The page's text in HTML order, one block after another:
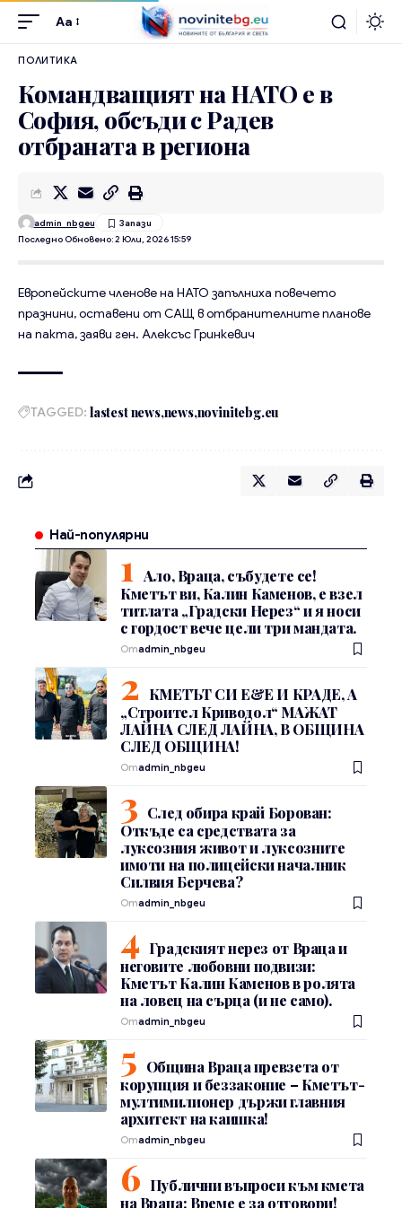
Aa
ПОЛИТИКА
Командващият на НАТО е в
София, обсъди с Радев
отбраната в региона
Последно Обновено: 2 Юли, 2026 15:59
admin_nbgeu
Европейските членове на НАТО запълниха повечето
празнини, оставени от САЩ в отбранителните планове
на пакта, заяви ген. Алексъс Гринкевич
TAGGED: lastest news news novinitebg.eu
Най-популярни
Ало, Враца, събудете се!
Кметът ви, Калин Каменов, е взел
титлата „Градски Нерез“ и я носи
с гордост вече цели три мандата.
Отadmin_nbgeu
КМЕТЪТ СИ Е&Е И КРАДЕ, А
„Строител Криводол“ МАЖАТ
ЛАЙНА СЛЕД ЛАЙНА, В ОБЩИНА
СЛЕД ОБЩИНА!
Отadmin_nbgeu
След обира край Борован:
Откъде са средствата за
луксозния живот и луксозните
имоти на полицейски началник
Силвия Берчева?
Отadmin_nbgeu
Градският нерез от Враца и
неговите любовни подвизи:
Кметът Калин Каменов в ролята
на ловец на сърца (и не само).
Отadmin_nbgeu
Община Враца превзета от
корупция и беззаконие – Кметът-
мултимилионер държи главния
архитект на каишка!
Отadmin_nbgeu
Публични въпроси към кмета
на Враца: Време е за отговори!